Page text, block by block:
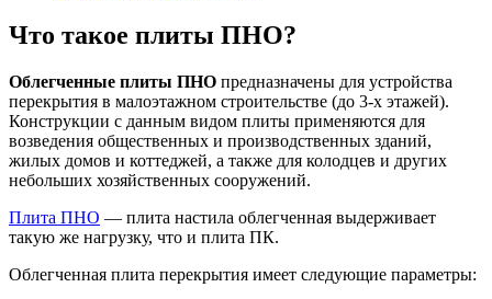
Что такое плиты ПНО?
Облегченные плиты ПНО предназначены для устройства
перекрытия в малоэтажном строительстве (до 3-х этажей).
Конструкции с данным видом плиты применяются для
возведения общественных и производственных зданий,
жилых домов и коттеджей, а также для колодцев и других
небольших хозяйственных сооружений.
Плита ПНО — плита настила облегченная выдерживает
такую же нагрузку, что и плита ПК.
Облегченная плита перекрытия имеет следующие параметры: